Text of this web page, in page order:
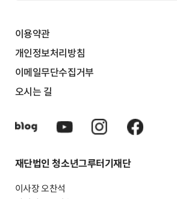
이용약관
개인정보처리방침
이메일무단수집거부
오시는 길
재단법인 청소년그루터기재단
이사장 오찬석